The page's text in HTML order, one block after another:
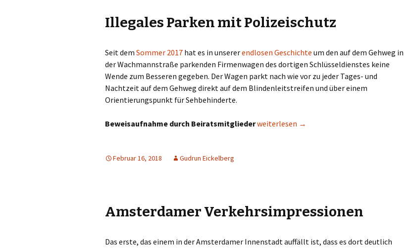
Illegales Parken mit Polizeischutz
Seit dem Sommer 2017 hat es in unsererendlosen Geschichte um den auf dem Gehweg in
der Wachmannstraße parkenden Firmenwagen des dortigen Schlüsseldienstes keine
Wende zum Besseren gegeben. Der Wagen parkt nach wie vor zu jeder Tages- und
Nachtzeit auf dem Gehweg direkt auf dem Blindenleitstreifen und über einem
Orientierungspunkt für Sehbehinderte.
Beweisaufnahme durch BeiratsmitgliederIllegales Parken mit Polizeischutz
weiterlesen →
Februar 16, 2018 Gudrun Eickelberg
Amsterdamer Verkehrsimpressionen
Das erste, das einem in der Amsterdamer Innenstadt auffällt ist, dass es dort deutlich